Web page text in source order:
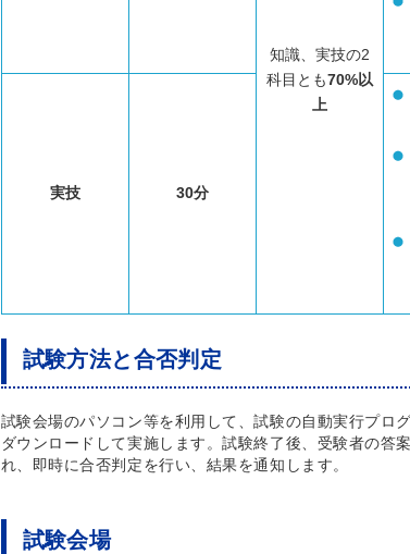
知識、実技の2
科目とも70%以
上
実技 30分
試験方法と合否判定
試験会場のパソコン等を利用して、試験の自動実行プロ
ダウンロードして実施します。試験終了後、受験者の答
れ、即時に合否判定を行い、結果を通知します。
試験会場